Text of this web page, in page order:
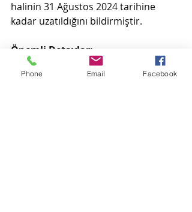
halinin 31 Ağustos 2024 tarihine
kadar uzatıldığını bildirmiştir.
Önemli Detaylar:
Belge ve Beyannameler:
Adıyaman,
Phone Email Facebook